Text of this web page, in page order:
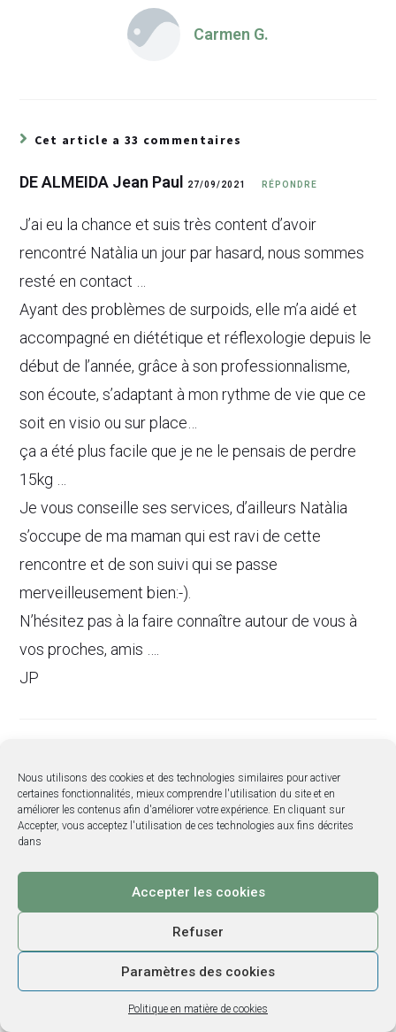
Nous utilisons des cookies et des technologies similaires pour activer
certaines fonctionnalités, mieux comprendre l'utilisation du site et en
améliorer les contenus afin d'améliorer votre expérience. En cliquant sur
Accepter, vous acceptez l'utilisation de ces technologies aux fins décrites
dans
Accepter les cookies
Refuser
Paramètres des cookies
Politique en matière de cookies
Carmen G.
Cet article a 33 commentaires
DE ALMEIDA Jean Paul 27/09/2021 RÉPONDRE
J’ai eu la chance et suis très content d’avoir
rencontré Natàlia un jour par hasard, nous sommes
resté en contact …
Ayant des problèmes de surpoids, elle m’a aidé et
accompagné en diététique et réflexologie depuis le
début de l’année, grâce à son professionnalisme,
son écoute, s’adaptant à mon rythme de vie que ce
soit en visio ou sur place…
ça a été plus facile que je ne le pensais de perdre
15kg …
Je vous conseille ses services, d’ailleurs Natàlia
s’occupe de ma maman qui est ravi de cette
rencontre et de son suivi qui se passe
merveilleusement bien:-).
N’hésitez pas à la faire connaître autour de vous à
vos proches, amis ….
JP
J’avais bien remarqué que ma copine de piscine
avait “fondu” et quand je l’ai complimenté elle m’a dit
marchait pour D…….. pas de raison que cela ne
marche pas pour moi
et au fil des séances entre la réflexologie et les